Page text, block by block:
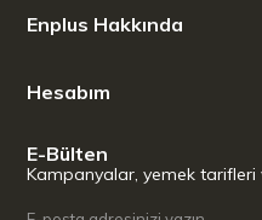
Enplus Hakkında
Hesabım
E-Bülten
Kampanyalar, yemek tarifleri